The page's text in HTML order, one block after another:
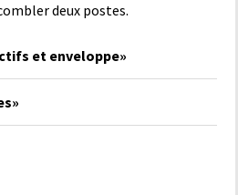
deux postes.
et enveloppe»